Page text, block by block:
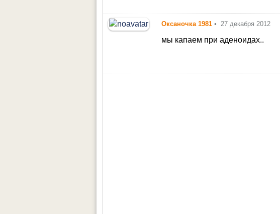
Оксаночка 1981 • 27 декабря 2012
мы капаем при аденоидах..